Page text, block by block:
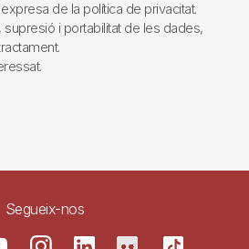
de la política de privacitat.
i portabilitat de les dades,
Segueix-nos